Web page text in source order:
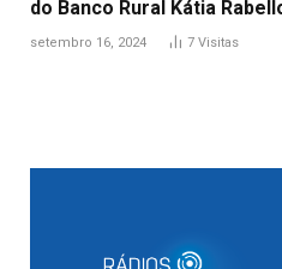
do Banco Rural Kátia
setembro 16, 2024 7 Visitas